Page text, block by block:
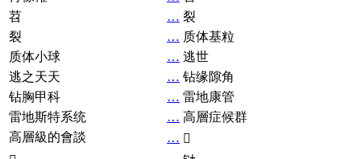
苕
… 裂
裂
… 质体基粒
质体小球
… 逃世
逃之天天
… 钻缘隙角
钻胸甲科
… 雷地康管
雷地斯特系统
… 高層症候群
高層級的會談
… 𧘞